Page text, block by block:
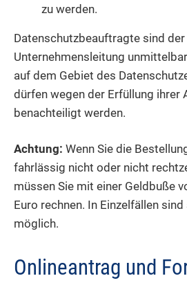
zu werden.
Datenschutzbeauftragte sind der
Unternehmensleitung
auf dem Gebiet des
dürfen wegen der Erfüllung ihrer
benachteiligt werden.
Achtung: Wenn Sie die
fahrlässig nicht oder nicht
müssen Sie mit einer Geldbuße
Euro rechnen. In Einzelfällen
möglich.
Onlineantrag und